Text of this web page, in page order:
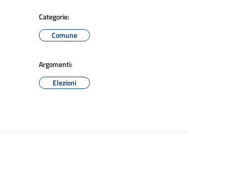
Categorie:
Comune
Argomenti:
Elezioni